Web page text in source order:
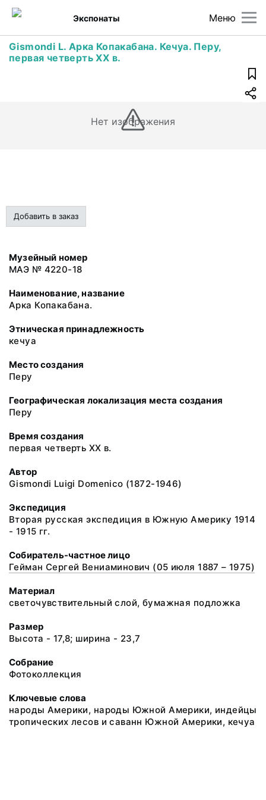
Меню
Экспонаты
Gismondi L. Арка Копакабана. Кечуа. Перу,
первая четверть ХХ в.
Нет изображения
Добавить в заказ
Музейный номер
МАЭ № 4220-18
Наименование, название
Арка Копакабана.
Этническая принадлежность
кечуа
Место создания
Перу
Географическая локализация места создания
Перу
Время создания
первая четверть ХХ в.
Автор
Gismondi Luigi Domenico (1872-1946)
Экспедиция
Вторая русская экспедиция в Южную Америку 1914
- 1915 гг.
Собиратель-частное лицо
Гейман Сергей Вениаминович (05 июля 1887 – 1975)
Материал
светочувствительный слой, бумажная подложка
Размер
Высота - 17,8; ширина - 23,7
Собрание
Фотоколлекция
Ключевые слова
народы Америки, народы Южной Америки, индейцы
тропических лесов и саванн Южной Америки, кечуа